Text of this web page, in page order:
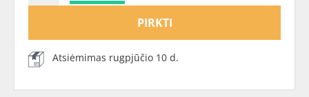
PIRKTI
Atsiėmimas rugpjūčio 10 d.